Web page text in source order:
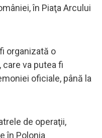
în Piaţa Arcului
organizată o
va putea fi
oficiale, până la
de operaţii,
în Polonia